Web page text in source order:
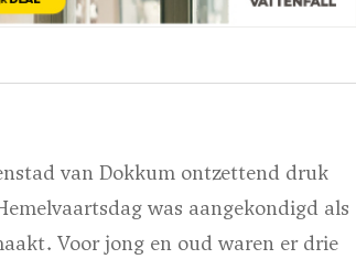
van Dokkum ontzettend druk
was aangekondigd als
Voor jong en oud waren er drie